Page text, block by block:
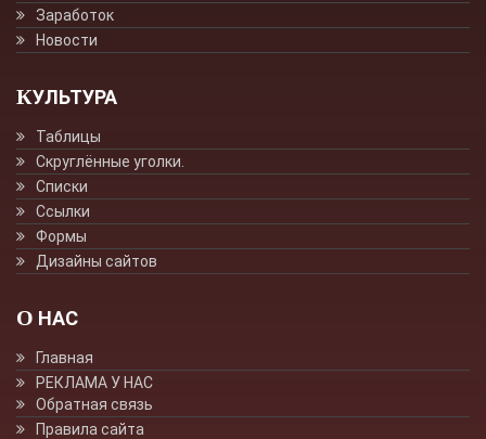
Заработок
Новости
КУЛЬТУРА
Таблицы
Скруглённые уголки.
Списки
Ссылки
Формы
Дизайны сайтов
О НАС
Главная
РЕКЛАМА У НАС
Обратная связь
Правила сайта